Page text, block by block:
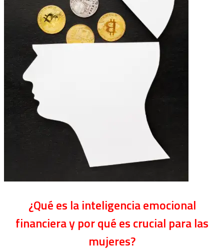
¿Qué es la inteligencia emocional
financiera y por qué es crucial para las
mujeres?